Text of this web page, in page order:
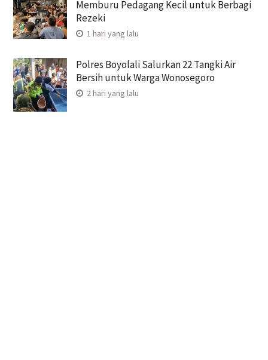
Memburu Pedagang Kecil untuk Berbagi
Rezeki
1 hari yang lalu
Polres Boyolali Salurkan 22 Tangki Air
Bersih untuk Warga Wonosegoro
2 hari yang lalu